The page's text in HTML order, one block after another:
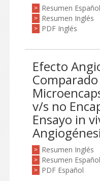
> Resumen Español
> Resumen Inglés
> PDF Inglés
Efecto
v/s no
Ensayo in
> Resumen Inglés
> Resumen Español
> PDF Español